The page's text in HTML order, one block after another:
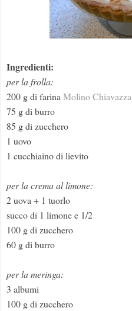
Ingredienti:
per la frolla:
200 g di farinaMolino Chiavazza
75 g di burro
85 g di zucchero
1 uovo
1 cucchiaino di lievito
per la crema al limone:
2 uova + 1 tuorlo
succo di 1 limone e 1/2
100 g di zucchero
60 g di burro
per la meringa:
3 albumi
100 g di zucchero